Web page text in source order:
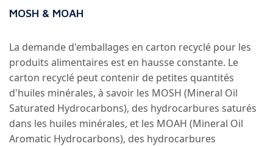
MOSH & MOAH
La demande d'emballages en carton recyclé pour les
produits alimentaires est en hausse constante. Le
carton recyclé peut contenir de petites quantités
d'huiles minérales, à savoir les MOSH (Mineral Oil
Saturated Hydrocarbons), des hydrocarbures saturés
dans les huiles minérales, et les MOAH (Mineral Oil
Aromatic Hydrocarbons), des hydrocarbures